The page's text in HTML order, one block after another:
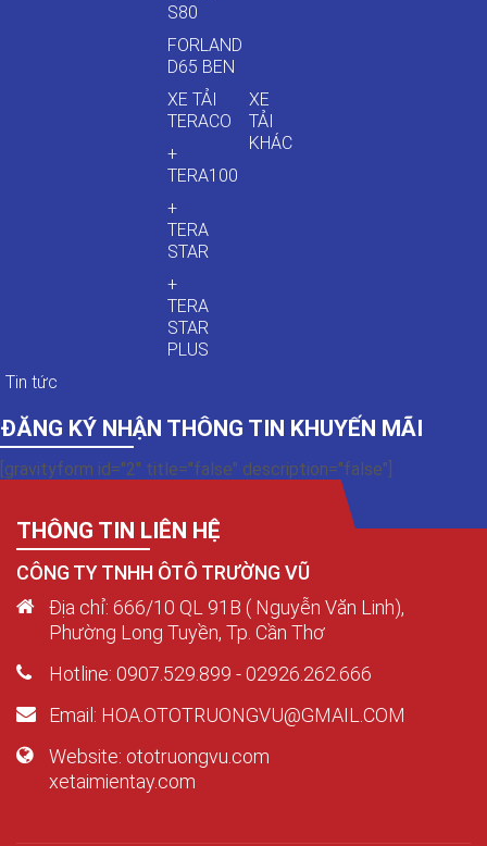
S80
FORLAND
D65 BEN
XE TẢI
TERACO
+
TERA100
+
TERA
STAR
+
TERA
STAR
PLUS
XE
TẢI
KHÁC
Tin tức
ĐĂNG KÝ NHẬN THÔNG TIN KHUYẾN MÃI
[gravityform id="2" title="false" description="false"]
THÔNG TIN LIÊN HỆ
CÔNG TY TNHH ÔTÔ TRƯỜNG VŨ
Địa chỉ: 666/10 QL 91B ( Nguyễn Văn Linh),
Phường Long Tuyền, Tp. Cần Thơ
Hotline: 0907.529.899 - 02926.262.666
Email: HOA.OTOTRUONGVU@GMAIL.COM
Website: ototruongvu.com
xetaimientay.com